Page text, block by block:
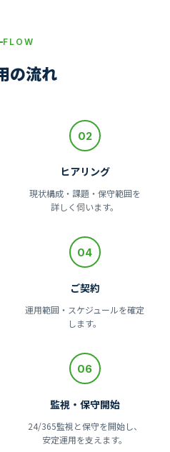
FLOW
の流れ
02
ヒアリング
現状構成・課題・保守範囲を
詳しく伺います。
04
ご契約
運用範囲・スケジュールを確定
します。
06
監視・保守開始
24/365監視と保守を開始し、
安定運用を支えます。